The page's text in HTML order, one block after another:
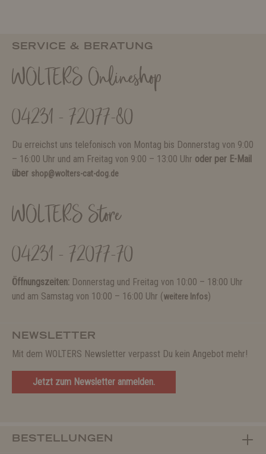
SERVICE & BERATUNG
WOLTERS Onlineshop
04231 - 72077-80
Du erreichst uns telefonisch von Montag bis Donnerstag von 9:00
– 16:00 Uhr und am Freitag von 9:00 – 13:00 Uhr oder per E-Mail
über shop@wolters-cat-dog.de
WOLTERS Store
04231 - 72077-70
Öffnungszeiten: Donnerstag und Freitag von 10:00 – 18:00 Uhr
und am Samstag von 10:00 – 16:00 Uhr (weitere Infos)
NEWSLETTER
Mit dem WOLTERS Newsletter verpasst Du kein Angebot mehr!
Jetzt zum Newsletter anmelden.
BESTELLUNGEN